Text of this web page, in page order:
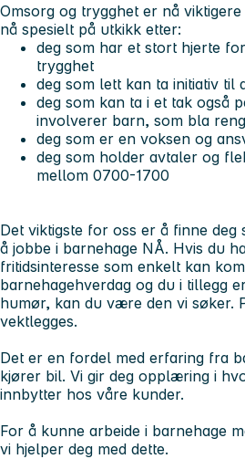
Omsorg og trygghet er nå
nå spesielt på utkikk etter:
deg som har et stort hjerte
trygghet
deg som lett kan ta initiativ til
deg som kan ta i et tak også
involverer barn, som bla
deg som er en voksen og
deg som holder avtaler og
mellom 0700-1700
Det viktigste for oss er å finne
å jobbe i barnehage NÅ. Hvis du
fritidsinteresse som enkelt kan
barnehagehverdag og du i tillegg
humør, kan du være den vi søker.
vektlegges.
Det er en fordel med erfaring fra
kjører bil. Vi gir deg opplæring i
innbytter hos våre kunder.
For å kunne arbeide i barnehage
vi hjelper deg med dette.